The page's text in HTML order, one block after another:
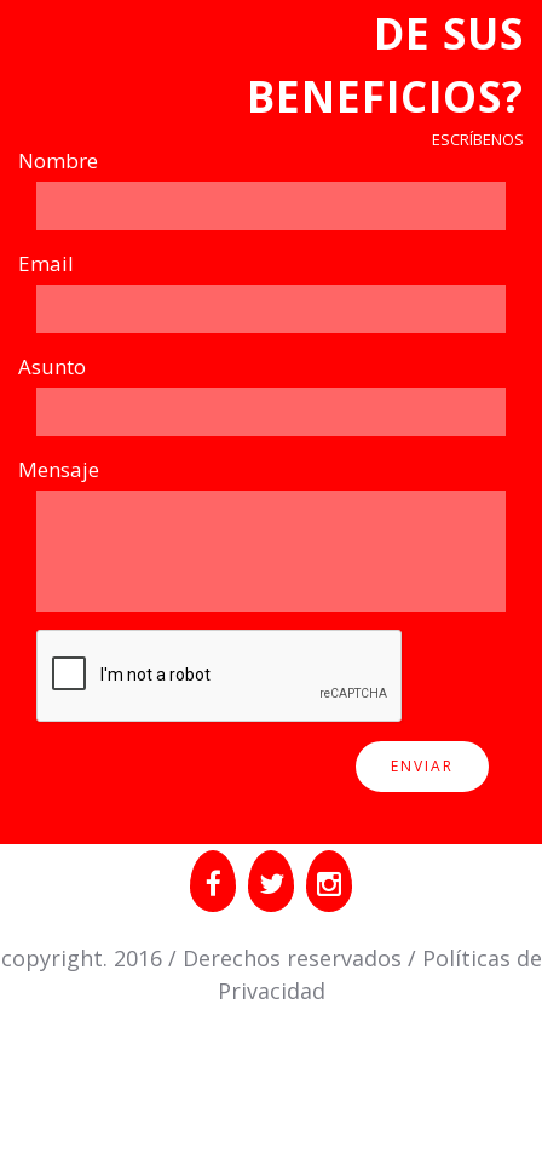
DE SUS
BENEFICIOS?
ESCRÍBENOS
Nombre
Email
Asunto
Mensaje
copyright. 2016 / Derechos reservados / Políticas de
Privacidad